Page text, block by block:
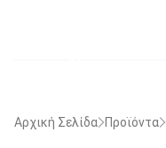
Αρχική Σελίδα Προϊόντα